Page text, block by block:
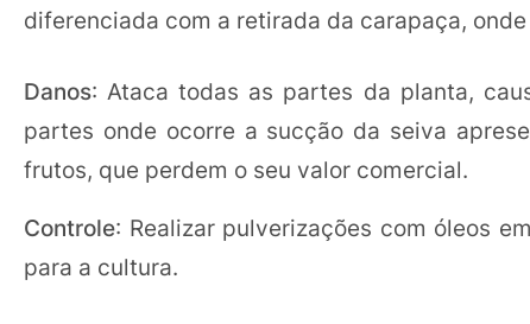
diferenciada com a retirada da carapaça,
Danos: Ataca todas as partes da planta,
partes onde ocorre a sucção da seiva
frutos, que perdem o seu valor comercial.
Controle: Realizar pulverizações com óleos
para a cultura.